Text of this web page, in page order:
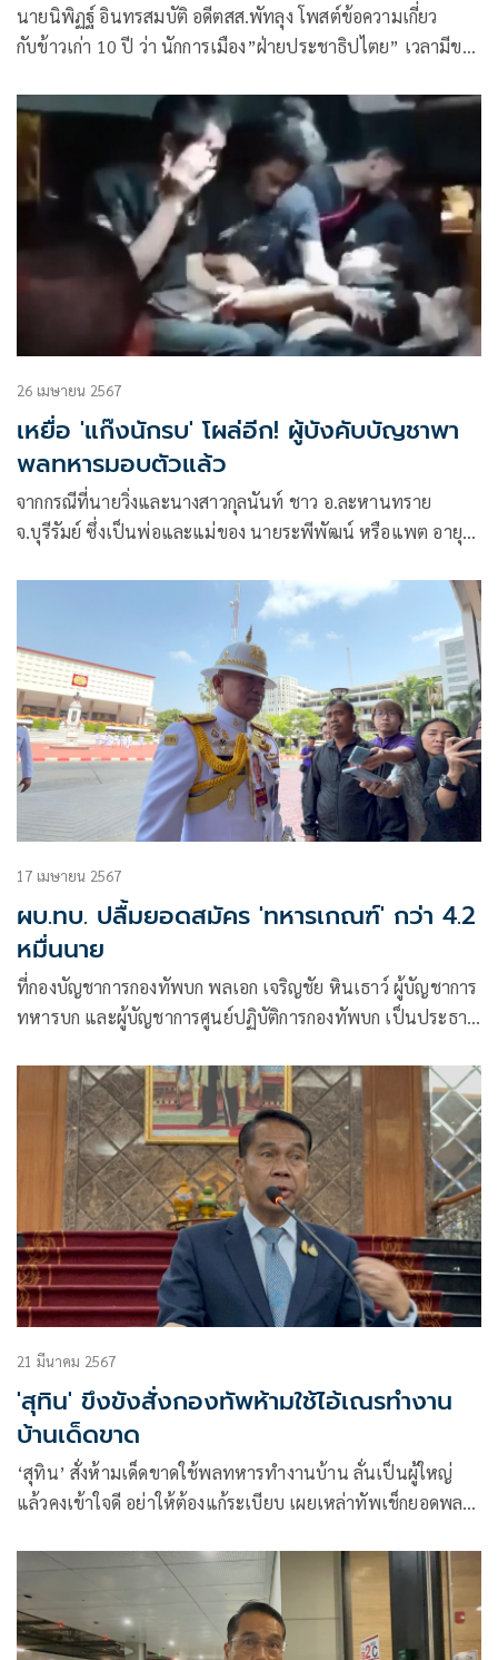
นายนิพิฏฐ์ อินทรสมบัติ อดีตสส.พัทลุง โพสต์ข้อความเกี่ยว
กับข้าวเก่า 10 ปี ว่า นักการเมือง”ฝ่ายประชาธิปไตย” เวลามีของ
26 เมษายน 2567
เหยื่อ 'แก๊งนักรบ' โผล่อีก! ผู้บังคับบัญชาพา
พลทหารมอบตัวแล้ว
จากกรณีที่นายวิ่งและนางสาวกุลนันท์ ชาว อ.ละหานทราย
จ.บุรีรัมย์ ซึ่งเป็นพ่อและแม่ของ นายระพีพัฒน์ หรือแพต อายุ
17 เมษายน 2567
ผบ.ทบ. ปลื้มยอดสมัคร 'ทหารเกณฑ์' กว่า 4.2
หมื่นนาย
ที่กองบัญชาการกองทัพบก พลเอก เจริญชัย หินเธาว์ ผู้บัญชาการ
ทหารบก และผู้บัญชาการศูนย์ปฏิบัติการกองทัพบก เป็นประธาน
21 มีนาคม 2567
'สุทิน' ขึงขังสั่งกองทัพห้ามใช้ไอ้เณรทำงาน
บ้านเด็ดขาด
‘สุทิน’ สั่งห้ามเด็ดขาดใช้พลทหารทำงานบ้าน ลั่นเป็นผู้ใหญ่
แล้วคงเข้าใจดี อย่าให้ต้องแก้ระเบียบ เผยเหล่าทัพเช็กยอดพลบ
กำชับกองทัพระวังตัว